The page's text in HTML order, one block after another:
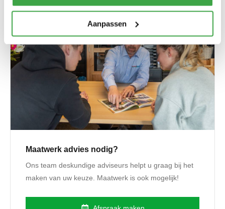
Aanpassen
Maatwerk advies nodig?
Ons team deskundige adviseurs helpt u graag bij het
maken van uw keuze. Maatwerk is ook mogelijk!